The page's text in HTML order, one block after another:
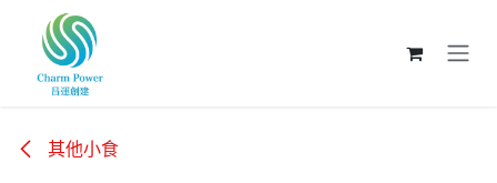
跳至內容
其他小食